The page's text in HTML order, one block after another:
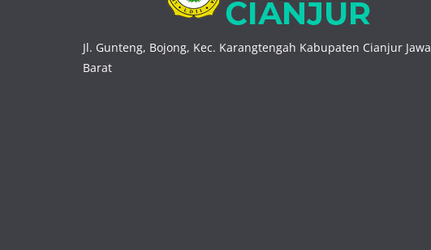
Jl. Gunteng, Bojong, Kec. Karangtengah Kabupaten Cianjur Jawa
Barat